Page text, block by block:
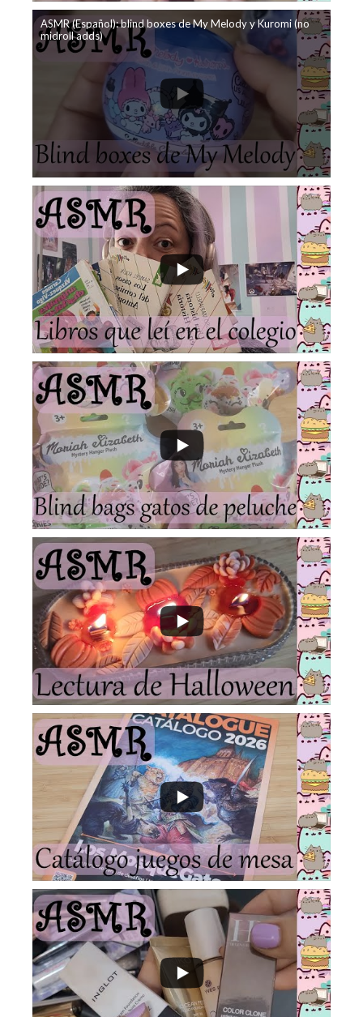
ASMR (Español): blind boxes de My Melody y Kuromi (no
midroll adds)